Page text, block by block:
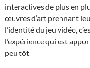
interactives de plus en
œuvres d’art prennant
l’identité du jeu vidéo,
l’expérience qui est
peu tôt.